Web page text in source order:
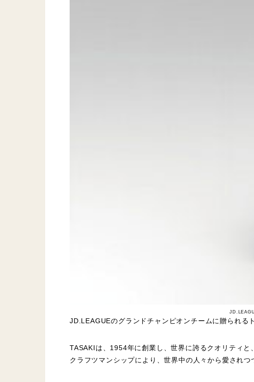
JD.LEAGUEのグランドチャンピオンチームに贈られる
TASAKIは、1954年に創業し、世界に誇るクオリティ
クラフツマンシップにより、世界中の人々から愛されつ